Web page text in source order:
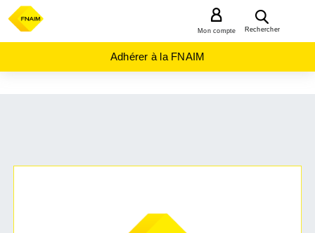
Rechercher
Mon compte
Adhérer à la FNAIM